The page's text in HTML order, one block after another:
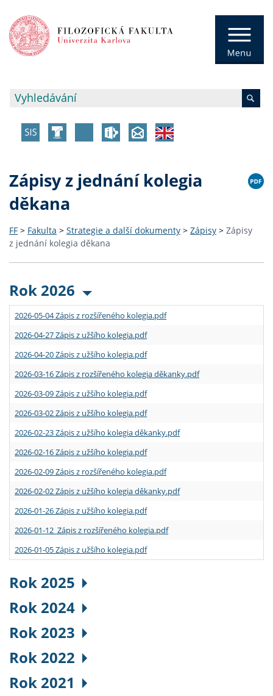
Zápisy z jednání kolegia
děkana
FF > Fakulta > Strategie a další dokumenty > Zápisy > Zápisy
z jednání kolegia děkana
Rok 2026
2026-05-04 Zápis z rozšířeného kolegia.pdf
2026-04-27 Zápis z užšího kolegia.pdf
2026-04-20 Zápis z užšího kolegia.pdf
2026-03-16 Zápis z rozšířeného kolegia děkanky.pdf
2026-03-09 Zápis z užšího kolegia.pdf
2026-03-02 Zápis z užšího kolegia.pdf
2026-02-23 Zápis z užšího kolegia děkanky.pdf
2026-02-16 Zápis z užšího kolegia.pdf
2026-02-09 Zápis z rozšířeného kolegia.pdf
2026-02-02 Zápis z užšího kolegia děkanky.pdf
2026-01-26 Zápis z užšího kolegia.pdf
2026-01-12 Zápis z rozšířeného kolegia.pdf
2026-01-05 Zápis z užšího kolegia.pdf
Rok 2025
Rok 2024
Rok 2023
Rok 2022
Rok 2021